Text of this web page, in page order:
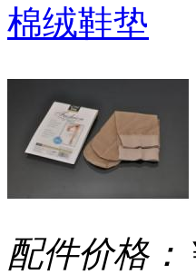
棉绒鞋垫
配件价格：